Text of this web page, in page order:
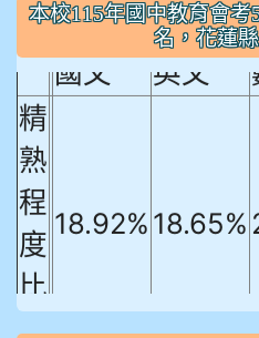
本校115年國中教育會
名，花蓮
學生共計22名，
國文
英文
精
熟
程
度
比
例
18.92% 18.65%